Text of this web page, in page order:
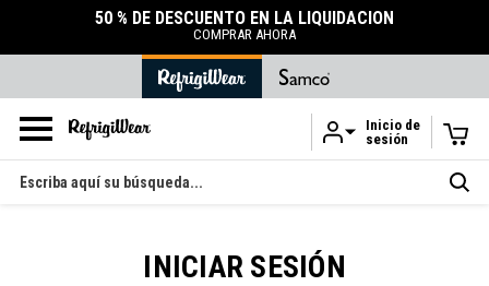
Ir al contenido principal
50 % DE DESCUENTO EN LA LIQUIDACIÓN
COMPRAR AHORA
Inicio de
sesión
Buscar
en
INICIAR SESIÓN